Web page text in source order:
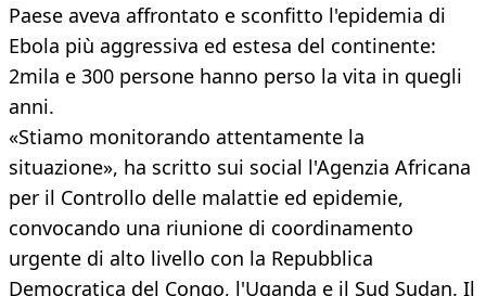
Paese aveva affrontato e sconfitto l'epidemia di
Ebola più aggressiva ed estesa del continente:
2mila e 300 persone hanno perso la vita in quegli
anni.
«Stiamo monitorando attentamente la
situazione», ha scritto sui social l'Agenzia Africana
per il Controllo delle malattie ed epidemie,
convocando una riunione di coordinamento
urgente di alto livello con la Repubblica
Democratica del Congo, l'Uganda e il Sud Sudan. Il